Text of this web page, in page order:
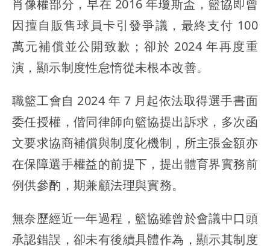
肖像權部分，早在 2016 年瓊斯盃，籃協即曾
因擅自販售球員卡引發爭議，最終支付 100
萬元補償並公開致歉；卻於 2024 年再度重
演，顯示制度性怠惰從未根本改善。
職籃工會自 2024 年 7 月起依法取得選手書面
委任授權，偕同律師向籃協提出訴求，多次函
文要求協商補償與制度化機制，所主張金額亦
在保障選手權益的前提下，提出體育界實務前
例供參酌，期兼顧法理與實務。
無奈歷經近一年過程，籃協雖曾於會議中口頭
承認錯誤，卻未有後續具體作為，顯示其制度